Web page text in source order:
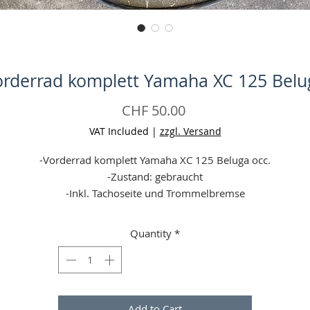
komplett Yamaha XC 125
CHF 50.00Price
VAT Included | zzgl. Versand
-Vorderrad komplett Yamaha XC 125 Beluga occ.
-Zustand: gebraucht
-Inkl. Tachoseite und Trommelbremse
-Material: Alu
-Keine Garantie
-Angaben ohne Gewähr
Quantity *